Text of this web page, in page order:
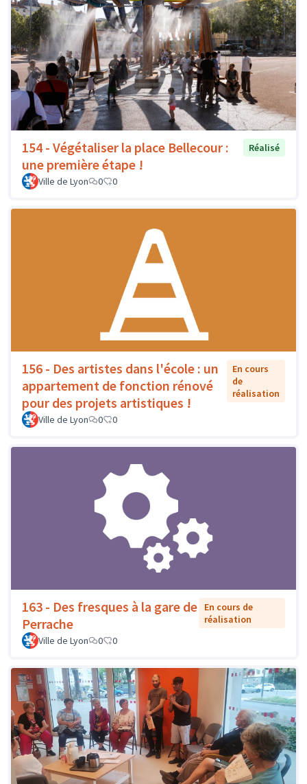
154 - Végétaliser la place Bellecour :
une première étape !
Réalisé
Ville de Lyon 0 0
156 - Des artistes dans l'école : un
appartement de fonction rénové
pour des projets artistiques !
En cours
de
réalisation
Ville de Lyon 0 0
163 - Des fresques à la gare de
Perrache
En cours de
réalisation
Ville de Lyon
0 0